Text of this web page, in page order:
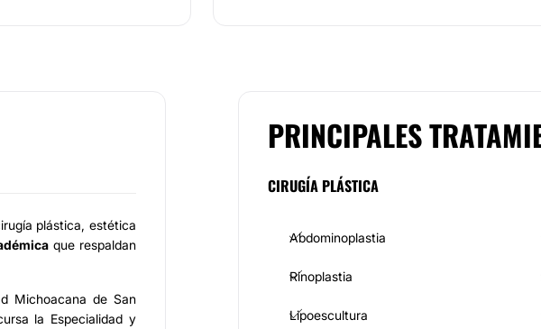
plástica, estética
que respaldan
Michoacana de San
la Especialidad y
PRINCIPALES
CIRUGÍA PLÁSTICA
Abdominoplastia
Rinoplastia
Lipoescultura